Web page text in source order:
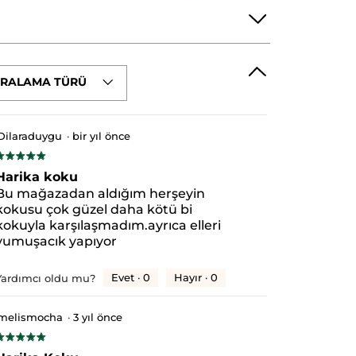
POTASSIUM SORBATE LIMONENE
TÜRÜ
yıldız.
· bir yıl önce
koku
mağazadan aldığım herşeyin
çok güzel daha kötü bi
karşılaşmadım.ayrıca elleri
yapıyor
oldu mu? Evet · 0 Hayır · 0
· 3 yıl önce